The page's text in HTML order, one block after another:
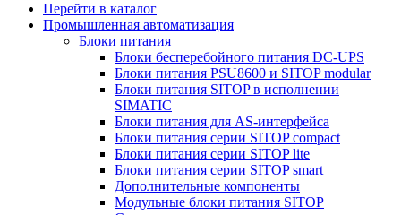
Перейти в каталог
Промышленная автоматизация
Блоки питания
Блоки бесперебойного питания DC-UPS
Блоки питания PSU8600 и SITOP modular
Блоки питания SITOP в исполнении
SIMATIC
Блоки питания для AS-интерфейса
Блоки питания серии SITOP compact
Блоки питания серии SITOP lite
Блоки питания серии SITOP smart
Дополнительные компоненты
Модульные блоки питания SITOP